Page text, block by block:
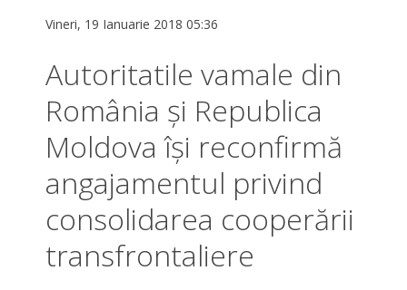
Vineri, 19 Ianuarie 2018 05:36
Autoritatile vamale din
România și Republica
Moldova își reconfirmă
angajamentul privind
consolidarea cooperării
transfrontaliere